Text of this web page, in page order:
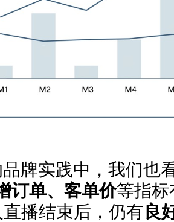
牌实践中，我们也
订单、客单价等指标
播结束后，仍有 良